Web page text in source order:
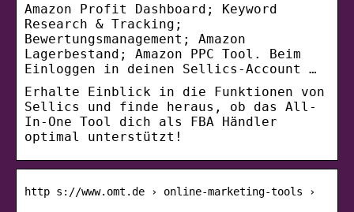
Amazon Profit Dashboard; Keyword
Research & Tracking;
Bewertungsmanagement; Amazon
Lagerbestand; Amazon PPC Tool. Beim
Einloggen in deinen Sellics-Account …
Erhalte Einblick in die Funktionen von
Sellics und finde heraus, ob das All-
In-One Tool dich als FBA Händler
optimal unterstützt!
http s://www.omt.de › online-marketing-tools ›